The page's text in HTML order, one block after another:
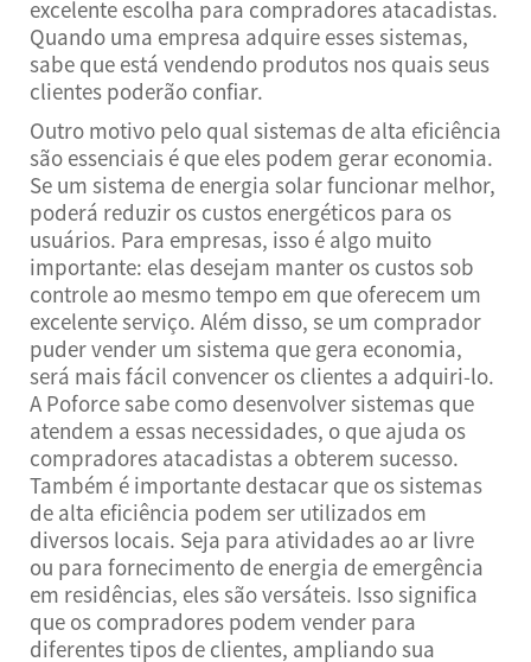
excelente escolha para compradores atacadistas.
Quando uma empresa adquire esses sistemas,
sabe que está vendendo produtos nos quais seus
clientes poderão confiar.
Outro motivo pelo qual sistemas de alta eficiência
são essenciais é que eles podem gerar economia.
Se um sistema de energia solar funcionar melhor,
poderá reduzir os custos energéticos para os
usuários. Para empresas, isso é algo muito
importante: elas desejam manter os custos sob
controle ao mesmo tempo em que oferecem um
excelente serviço. Além disso, se um comprador
puder vender um sistema que gera economia,
será mais fácil convencer os clientes a adquiri-lo.
A Poforce sabe como desenvolver sistemas que
atendem a essas necessidades, o que ajuda os
compradores atacadistas a obterem sucesso.
Também é importante destacar que os sistemas
de alta eficiência podem ser utilizados em
diversos locais. Seja para atividades ao ar livre
ou para fornecimento de energia de emergência
em residências, eles são versáteis. Isso significa
que os compradores podem vender para
diferentes tipos de clientes, ampliando sua